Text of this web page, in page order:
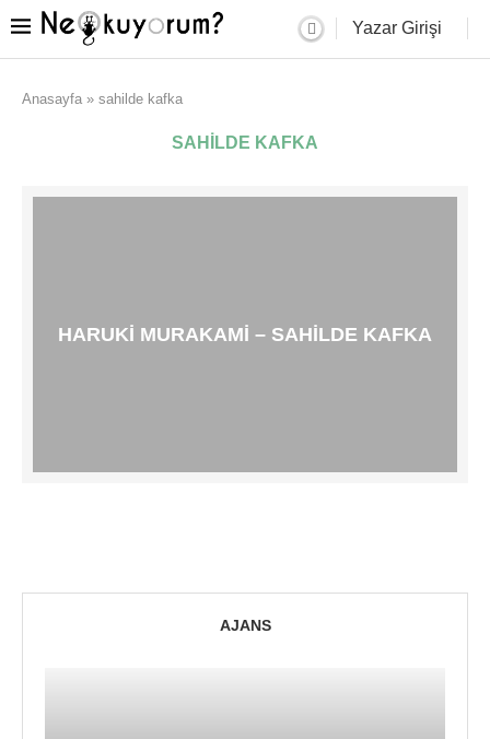
Yazar Girişi
Anasayfa » sahilde kafka
SAHILDE KAFKA
HARUKI MURAKAMI – SAHILDE KAFKA
AJANS